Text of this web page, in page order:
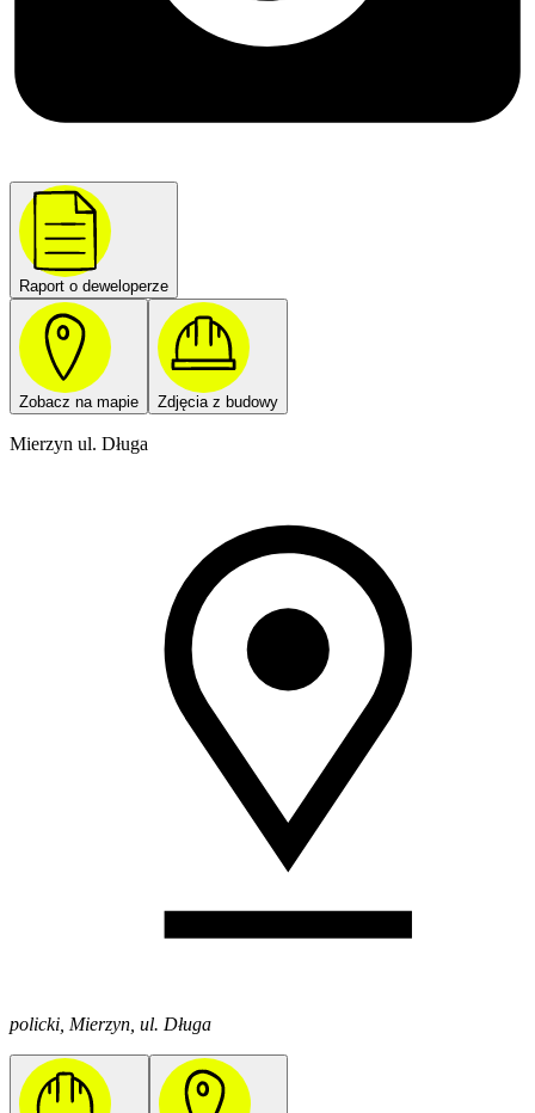
Raport o deweloperze
Zobacz na mapie Zdjęcia z budowy
Mierzyn ul. Długa
policki, Mierzyn, ul. Długa